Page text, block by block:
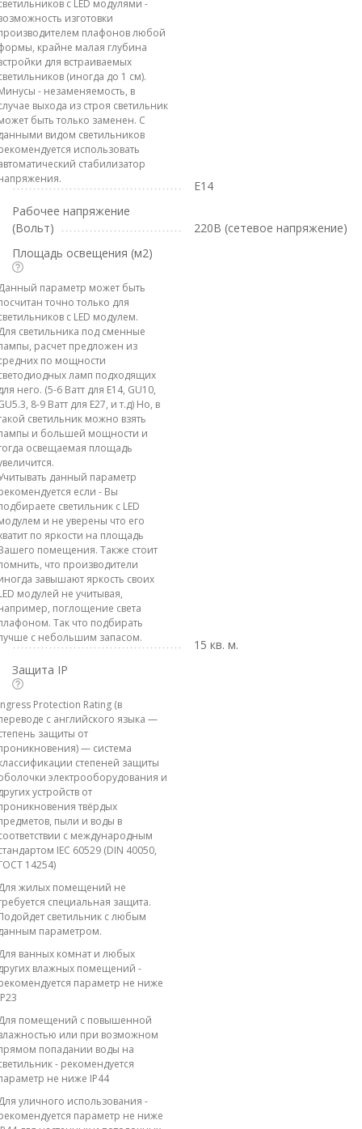
с LED модулями -
изготовки
плафонов любой
крайне малая глубина
для встраиваемых
(иногда до 1 см).
- незаменяемость, в
выхода из строя светильник
быть только заменен. С
видом светильников
использовать
стабилизатор
E14
Рабочее напряжение
(Вольт)
220В (сетевое напряжение)
Площадь освещения (м2)
параметр может быть
точно только для
с LED модулем.
светильника под сменные
расчет предложен из
по мощности
ламп подходящих
него. (5-6 Ватт для E14, GU10,
8-9 Ватт для E27, и т.д) Но, в
светильник можно взять
и большей мощности и
освещаемая площадь
данный параметр
если - Вы
светильник с LED
и не уверены что его
по яркости на площадь
помещения. Также стоит
что производители
завышают яркость своих
модулей не учитывая,
поглощение света
Так что подбирать
с небольшим запасом.
15 кв. м.
Защита IP
Protection Rating (в
с английского языка —
защиты от
— система
степеней защиты
электрооборудования и
устройств от
твёрдых
пыли и воды в
с международным
IEC 60529 (DIN 40050,
14254)
жилых помещений не
специальная защита.
светильник с любым
параметром.
ванных комнат и любых
влажных помещений -
параметр не ниже
помещений с повышенной
или при возможном
попадании воды на
- рекомендуется
не ниже IP44
уличного использования -
параметр не ниже